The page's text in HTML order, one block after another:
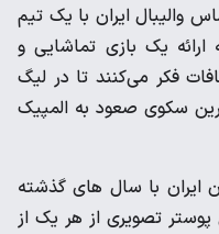
والیبال ایران با یک تیم
یک بازی تماشایی و
فکر می‌کنند تا در لیگ
به عنوان آخرین سکوی صعود به المپیک
ایران با سال های گذشته
تصویری از هر یک از